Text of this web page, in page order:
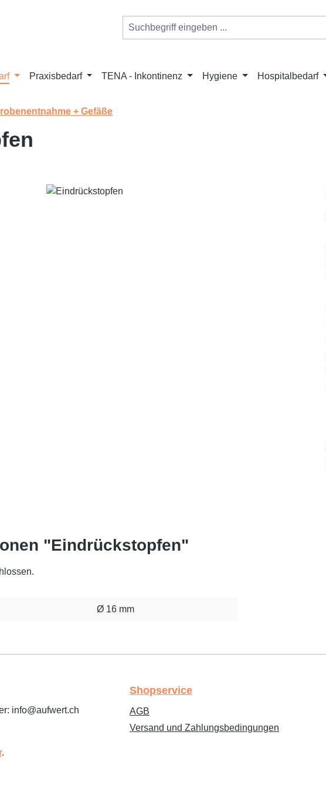
Praxisbedarf TENA - Inkontinenz Hygiene Hospitalbedarf
+ Gefäße
"Eindrückstopfen"
Ø 16 mm
info@aufwert.ch
.
Shopservice
AGB
Versand und Zahlungsbedingungen